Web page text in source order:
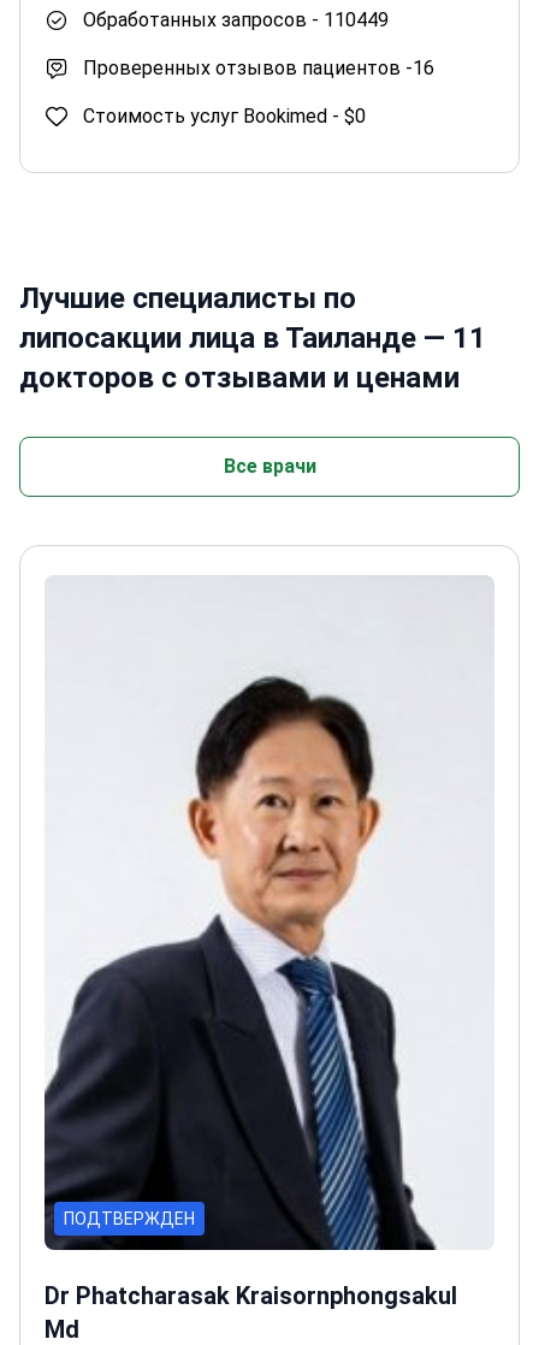
Обработанных запросов - 110449
Проверенных отзывов пациентов -16
Стоимость услуг Bookimed - $0
Лучшие специалисты по
липосакции лица в Таиланде — 11
докторов с отзывами и ценами
Все врачи
ПОДТВЕРЖДЕН
Dr Phatcharasak Kraisornphongsakul
Md